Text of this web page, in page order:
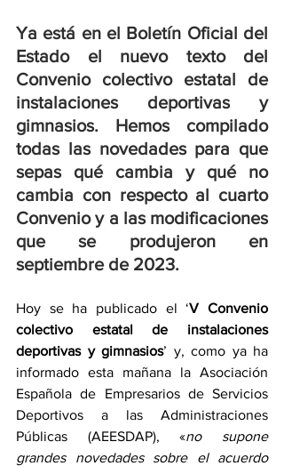
Ya está en el Boletín Oficial del
Estado el nuevo texto del
Convenio colectivo estatal de
instalaciones deportivas y
gimnasios. Hemos compilado
todas las novedades para que
sepas qué cambia y qué no
cambia con respecto al cuarto
Convenio y a las modificaciones
que se produjeron en
septiembre de 2023.
Hoy se ha publicado el ‘V Convenio
colectivo estatal de instalaciones
deportivas y gimnasios’ y, como ya ha
informado esta mañana la Asociación
Española de Empresarios de Servicios
Deportivos a las Administraciones
Públicas (AEESDAP), «no supone
grandes novedades sobre el acuerdo